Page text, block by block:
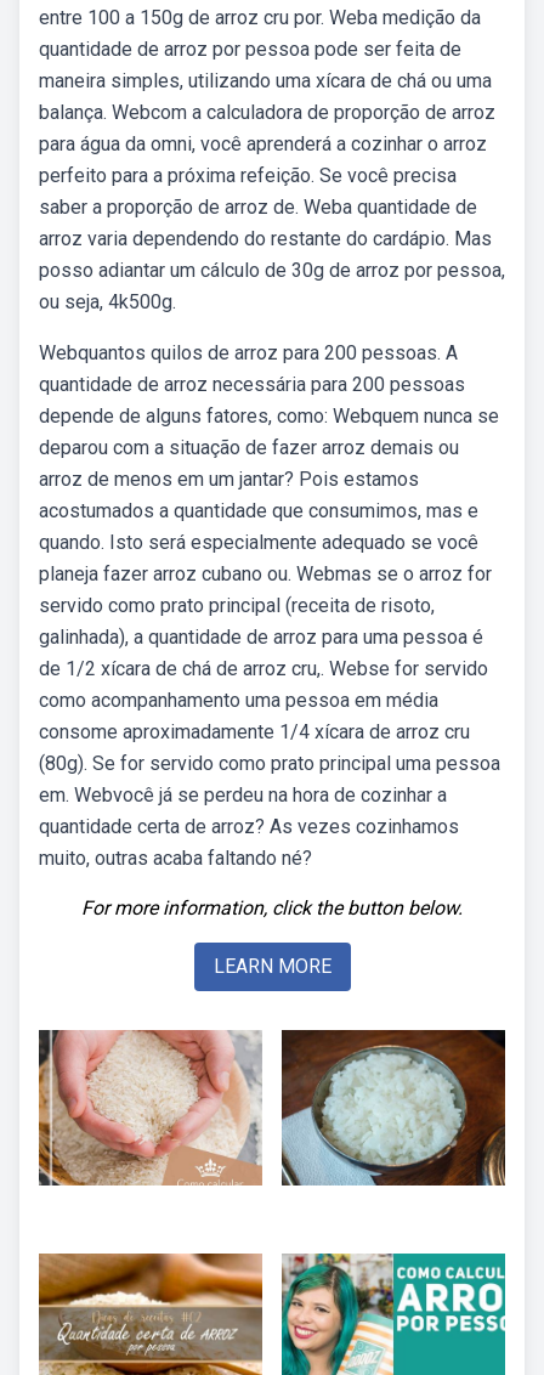
entre 100 a 150g de arroz cru por. Weba medição da
quantidade de arroz por pessoa pode ser feita de
maneira simples, utilizando uma xícara de chá ou uma
balança. Webcom a calculadora de proporção de arroz
para água da omni, você aprenderá a cozinhar o arroz
perfeito para a próxima refeição. Se você precisa
saber a proporção de arroz de. Weba quantidade de
arroz varia dependendo do restante do cardápio. Mas
posso adiantar um cálculo de 30g de arroz por pessoa,
ou seja, 4k500g.
Webquantos quilos de arroz para 200 pessoas. A
quantidade de arroz necessária para 200 pessoas
depende de alguns fatores, como: Webquem nunca se
deparou com a situação de fazer arroz demais ou
arroz de menos em um jantar? Pois estamos
acostumados a quantidade que consumimos, mas e
quando. Isto será especialmente adequado se você
planeja fazer arroz cubano ou. Webmas se o arroz for
servido como prato principal (receita de risoto,
galinhada), a quantidade de arroz para uma pessoa é
de 1/2 xícara de chá de arroz cru,. Webse for servido
como acompanhamento uma pessoa em média
consome aproximadamente 1/4 xícara de arroz cru
(80g). Se for servido como prato principal uma pessoa
em. Webvocê já se perdeu na hora de cozinhar a
quantidade certa de arroz? As vezes cozinhamos
muito, outras acaba faltando né?
For more information, click the button below.
LEARN MORE